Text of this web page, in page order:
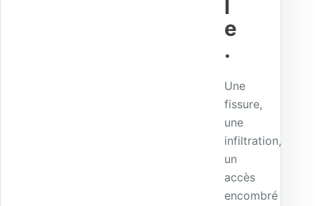
l
e
.
Une
fissure,
une
infiltration,
un
accès
encombré